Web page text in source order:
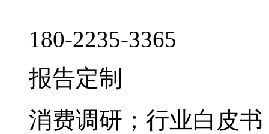
180-2235-3365
报告定制
消费调研；行业白皮